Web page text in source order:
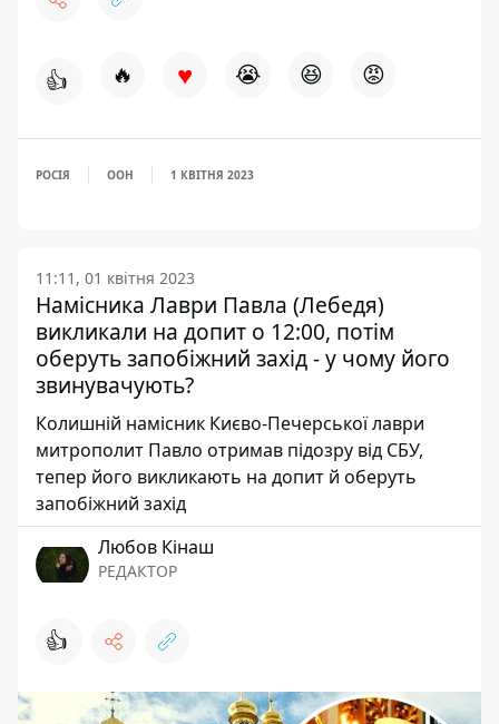
👍 🔥 ♥ 😭 😆 😡
РОСІЯ ООН 1 КВІТНЯ 2023
11:11, 01 квітня 2023
Намісника Лаври Павла (Лебедя)
викликали на допит о 12:00, потім
оберуть запобіжний захід - у чому його
звинувачують?
Колишній намісник Києво-Печерської лаври
митрополит Павло отримав підозру від СБУ,
тепер його викликають на допит й оберуть
запобіжний захід
Любов Кінаш
РЕДАКТОР
👍